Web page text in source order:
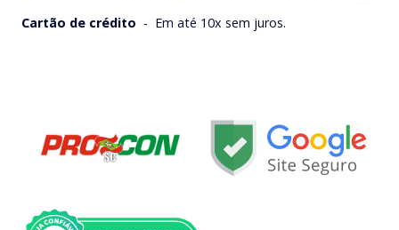
Cartão de crédito - Em até 10x sem juros.